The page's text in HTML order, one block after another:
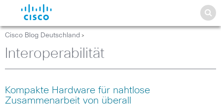
Cisco Blog Deutschland >
Interoperabilität
Kompakte Hardware für nahtlose
Zusammenarbeit von überall